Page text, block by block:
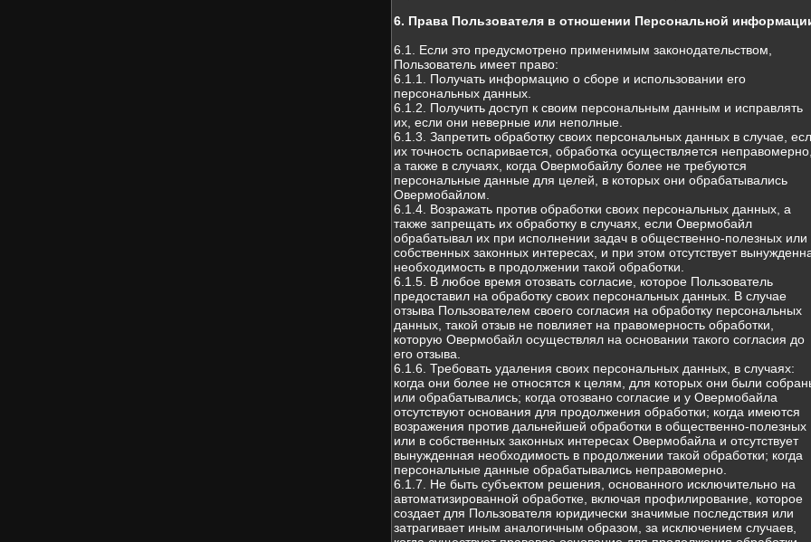
6. Права Пользователя в отношении Персональной
6.1. Если это предусмотрено применимым законодательством,
Пользователь имеет право:
6.1.1. Получать информацию о сборе и использовании его
персональных данных.
6.1.2. Получить доступ к своим персональным данным и исправлять
их, если они неверные или неполные.
6.1.3. Запретить обработку своих персональных данных в случае,
их точность оспаривается, обработка осуществляется неправомерно,
а также в случаях, когда Овермобайлу более не требуются
персональные данные для целей, в которых они обрабатывались
Овермобайлом.
6.1.4. Возражать против обработки своих персональных данных, а
также запрещать их обработку в случаях, если Овермобайл
обрабатывал их при исполнении задач в общественно-полезных или
собственных законных интересах, и при этом отсутствует
необходимость в продолжении такой обработки.
6.1.5. В любое время отозвать согласие, которое Пользователь
предоставил на обработку своих персональных данных. В случае
отзыва Пользователем своего согласия на обработку персональных
данных, такой отзыв не повлияет на правомерность обработки,
которую Овермобайл осуществлял на основании такого согласия до
его отзыва.
6.1.6. Требовать удаления своих персональных данных, в случаях:
когда они более не относятся к целям, для которых они были
или обрабатывались; когда отозвано согласие и у Овермобайла
отсутствуют основания для продолжения обработки; когда имеются
возражения против дальнейшей обработки в общественно-полезных
или в собственных законных интересах Овермобайла и отсутствует
вынужденная необходимость в продолжении такой обработки; когда
персональные данные обрабатывались неправомерно.
6.1.7. Не быть субъектом решения, основанного исключительно на
автоматизированной обработке, включая профилирование, которое
создает для Пользователя юридически значимые последствия или
затрагивает иным аналогичным образом, за исключением случаев,